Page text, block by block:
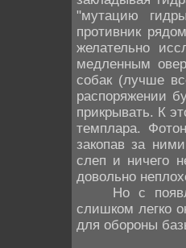
"мутацию
противник
желательно
медленным
собак (лучше
распоряжении
прикрывать. К
темплара.
закопав за
слеп и ничего
довольно
Но с
слишком легко
для обороны